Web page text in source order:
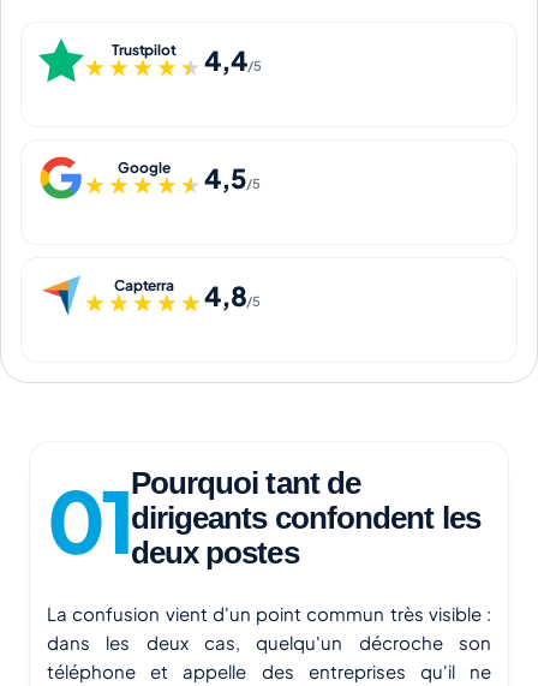
Trustpilot
★★★★★
★★★★★ 4,4/5
Google
★★★★★
★★★★★ 4,5/5
Capterra
★★★★★
★★★★★4,8/5
Pourquoi tant de
dirigeants confondent les
deux postes
La confusion vient d'un point commun très visible :
dans les deux cas, quelqu'un décroche son
téléphone et appelle des entreprises qu'il ne